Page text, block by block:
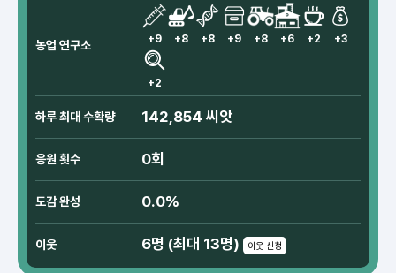
농업 연구소 +9 +8 +8 +9 +8 +6 +2 +3
+2
하루 최대 수확량 142,854 씨앗
응원 횟수 0회
도감 완성 0.0%
이웃 6명 (최대 13명) 이웃 신청